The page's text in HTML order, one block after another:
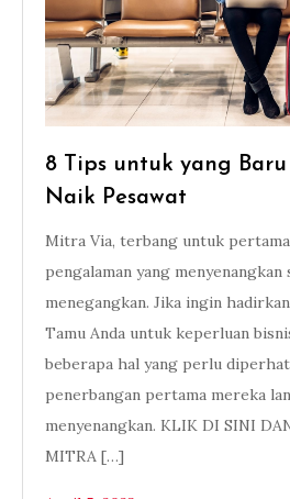
8 Tips untuk yang
Naik Pesawat
Mitra Via, terbang untuk
pengalaman yang menyenangkan
menegangkan. Jika ingin
Tamu Anda untuk keperluan
beberapa hal yang perlu
penerbangan pertama mereka
menyenangkan. KLIK DI SINI
MITRA […]